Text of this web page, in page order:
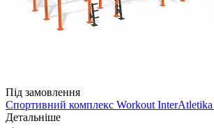
Під замовлення
Спортивний комплекс Workout
Детальніше